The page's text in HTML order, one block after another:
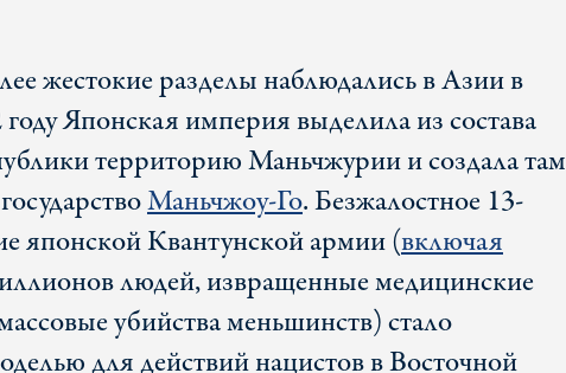
жестокие разделы наблюдались в Азии в
Японская империя выделила из состава
территорию Маньчжурии и создала там
Маньчжоу-Го. Безжалостное 13-
японской Квантунской армии (включая
людей, извращенные медицинские
убийства меньшинств) стало
для действий нацистов в Восточной